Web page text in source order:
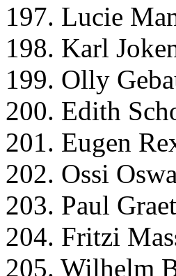
197. Lucie
198. Karl
199. Olly
200. Edith
201. Eugen
202. Ossi
203. Paul
204. Fritzi
205. Wilhelm